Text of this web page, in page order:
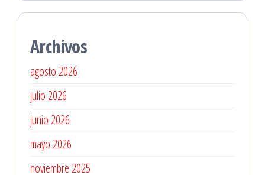
Santiago
para
Revisiones
Archivos
agosto 2026
julio 2026
junio 2026
mayo 2026
noviembre 2025